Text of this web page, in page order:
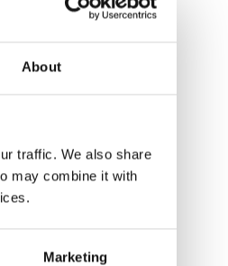
About
traffic. We also share
may combine it with
Marketing